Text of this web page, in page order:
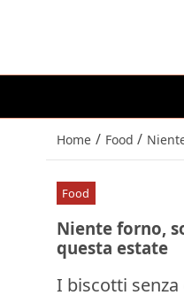
Home / Food /
Food
Niente forno,
questa estate
I biscotti senza